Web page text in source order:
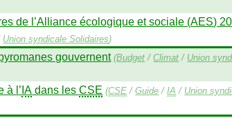
de l’Alliance écologique et sociale (AES)
Union syndicale Solidaires)
gouvernent (Budget /Climat / Union
à l’IA dans lesCSE (CSE /Guide /IA / Union